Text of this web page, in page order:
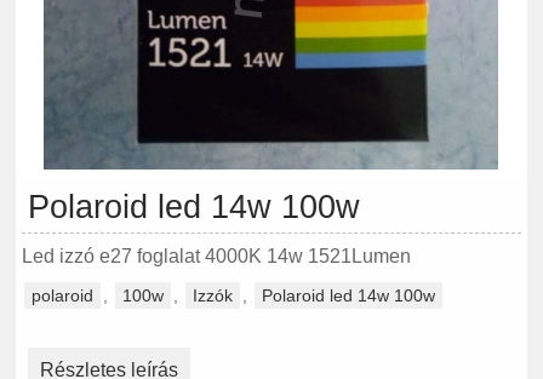
Polaroid led 14w 100w
Led izzó e27 foglalat 4000K 14w 1521Lumen
polaroid 100w Izzók Polaroid led 14w 100w
Részletes leírás